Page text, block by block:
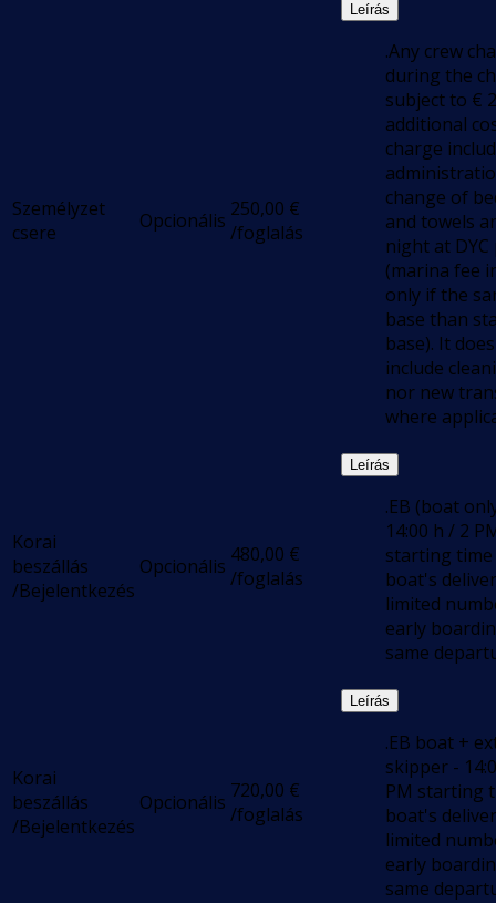
Személyzet
csere
Opcionális 250,00 €
/foglalás
Leírás
.Any crew
during the
subject to €
additional
charge
change of
and towels
night at
(marina fee
only if the
base than
base). It
include
nor new
where
Korai
beszállás
/Bejelentkezés
Opcionális 480,00 €
/foglalás
Leírás
.EB (boat
14:00 h / 2
starting
boat's
limited
early
same
Korai
beszállás
/Bejelentkezés
Opcionális 720,00 €
/foglalás
Leírás
.EB boat +
skipper -
PM starting
boat's
limited
early
same